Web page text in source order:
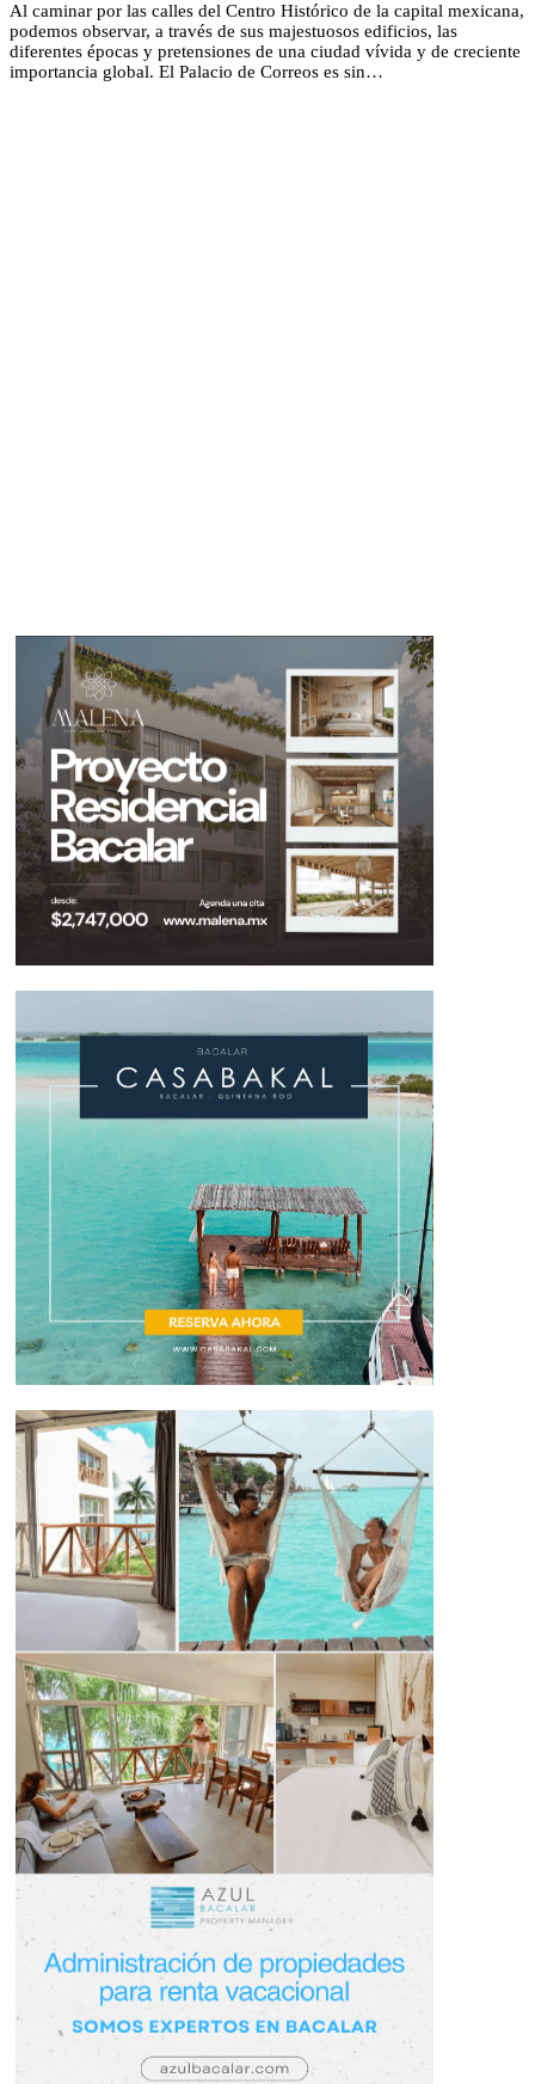
Al caminar por las calles del Centro Histórico de la capital mexicana,
podemos observar, a través de sus majestuosos edificios, las
diferentes épocas y pretensiones de una ciudad vívida y de creciente
importancia global. El Palacio de Correos es sin…